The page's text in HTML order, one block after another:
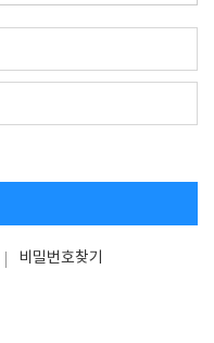
비밀번호찾기